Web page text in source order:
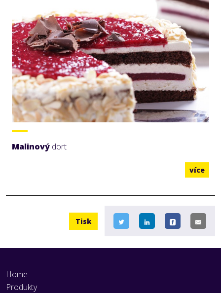
Malinový dort
více
Tisk
Home
Produkty